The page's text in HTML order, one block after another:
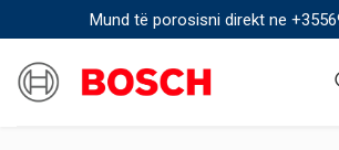
Mund të porosisni direkt ne